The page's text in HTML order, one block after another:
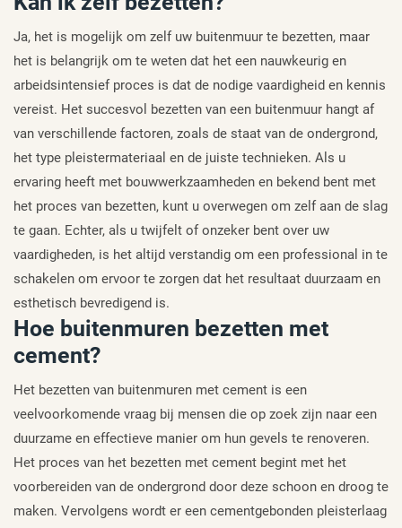
Ja, het is mogelijk om zelf uw buitenmuur te bezetten, maar
het is belangrijk om te weten dat het een nauwkeurig en
arbeidsintensief proces is dat de nodige vaardigheid en kennis
vereist. Het succesvol bezetten van een buitenmuur hangt af
van verschillende factoren, zoals de staat van de ondergrond,
het type pleistermateriaal en de juiste technieken. Als u
ervaring heeft met bouwwerkzaamheden en bekend bent met
het proces van bezetten, kunt u overwegen om zelf aan de slag
te gaan. Echter, als u twijfelt of onzeker bent over uw
vaardigheden, is het altijd verstandig om een professional in te
schakelen om ervoor te zorgen dat het resultaat duurzaam en
esthetisch bevredigend is.
Hoe buitenmuren bezetten met
cement?
Het bezetten van buitenmuren met cement is een
veelvoorkomende vraag bij mensen die op zoek zijn naar een
duurzame en effectieve manier om hun gevels te renoveren.
Het proces van het bezetten met cement begint met het
voorbereiden van de ondergrond door deze schoon en droog te
maken. Vervolgens wordt er een cementgebonden pleisterlaag